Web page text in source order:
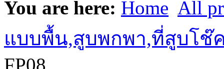
You are here: Home All
แบบพื้น,สูบพกพา,ที่สูบโช๊